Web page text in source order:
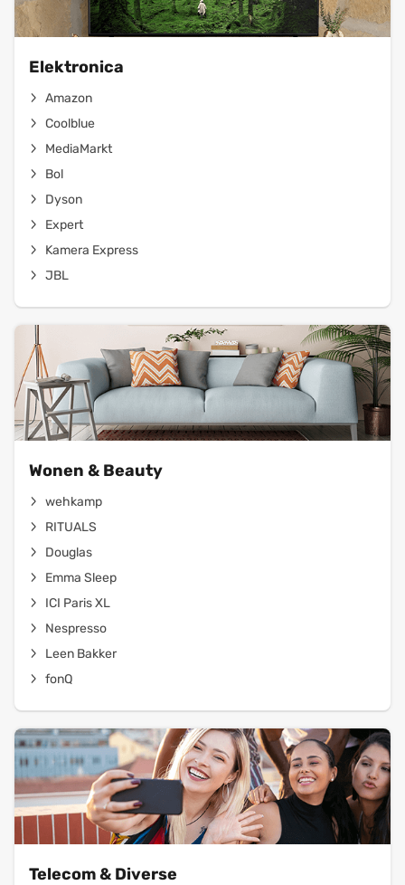
Elektronica
Amazon
Coolblue
MediaMarkt
Bol
Dyson
Expert
Kamera Express
JBL
Wonen & Beauty
wehkamp
RITUALS
Douglas
Emma Sleep
ICI Paris XL
Nespresso
Leen Bakker
fonQ
Telecom & Diverse